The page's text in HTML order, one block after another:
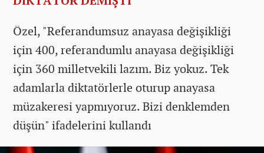
Özel, "Referandumsuz anayasa değişikliği
için 400, referandumlu anayasa değişikliği
için 360 milletvekili lazım. Biz yokuz. Tek
adamlarla diktatörlerle oturup anayasa
müzakeresi yapmıyoruz. Bizi denklemden
düşün" ifadelerini kullandı